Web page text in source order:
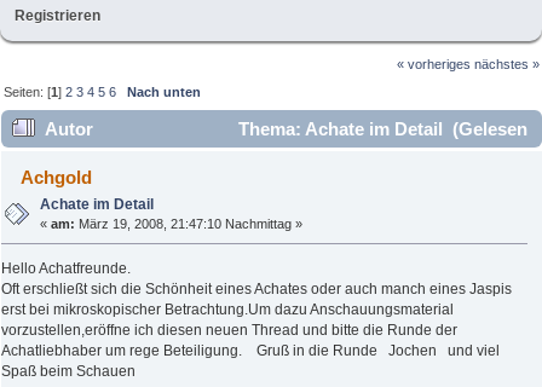
Registrieren
« vorheriges nächstes »
Seiten: [1]2 3 4 5 6 Nach unten
Autor
Thema: Achate im Detail (Gelesen
38387 mal)
Achgold
Achate im Detail
«am: März 19, 2008, 21:47:10 Nachmittag »
Hello Achatfreunde.
Oft erschließt sich die Schönheit eines Achates oder auch manch eines Jaspis
erst bei mikroskopischer Betrachtung.Um dazu Anschauungsmaterial
vorzustellen,eröffne ich diesen neuen Thread und bitte die Runde der
Achatliebhaber um rege Beteiligung. Gruß in die Runde Jochen und viel
Spaß beim Schauen